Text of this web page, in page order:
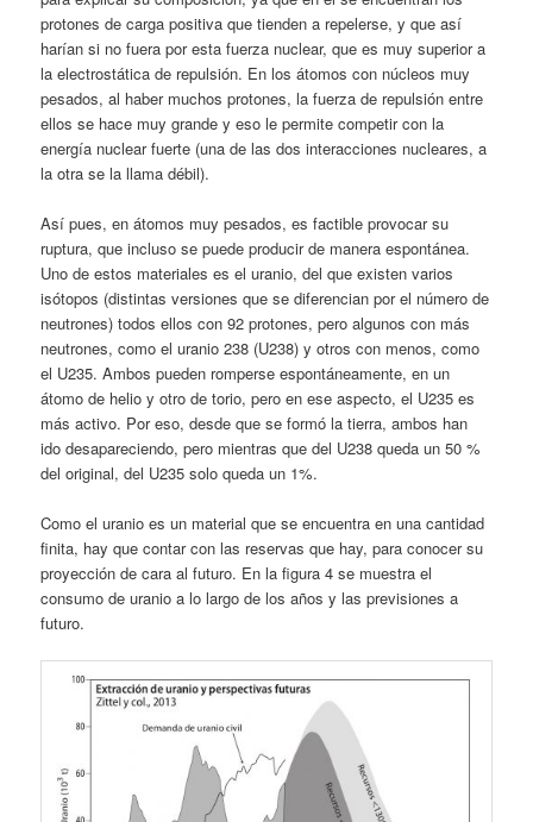
protones de carga positiva que tienden a repelerse, y que así
harían si no fuera por esta fuerza nuclear, que es muy superior a
la electrostática de repulsión. En los átomos con núcleos muy
pesados, al haber muchos protones, la fuerza de repulsión entre
ellos se hace muy grande y eso le permite competir con la
energía nuclear fuerte (una de las dos interacciones nucleares, a
la otra se la llama débil).
Así pues, en átomos muy pesados, es factible provocar su
ruptura, que incluso se puede producir de manera espontánea.
Uno de estos materiales es el uranio, del que existen varios
isótopos (distintas versiones que se diferencian por el número de
neutrones) todos ellos con 92 protones, pero algunos con más
neutrones, como el uranio 238 (U238) y otros con menos, como
el U235. Ambos pueden romperse espontáneamente, en un
átomo de helio y otro de torio, pero en ese aspecto, el U235 es
más activo. Por eso, desde que se formó la tierra, ambos han
ido desapareciendo, pero mientras que del U238 queda un 50 %
del original, del U235 solo queda un 1%.
Como el uranio es un material que se encuentra en una cantidad
finita, hay que contar con las reservas que hay, para conocer su
proyección de cara al futuro. En la figura 4 se muestra el
consumo de uranio a lo largo de los años y las previsiones a
futuro.